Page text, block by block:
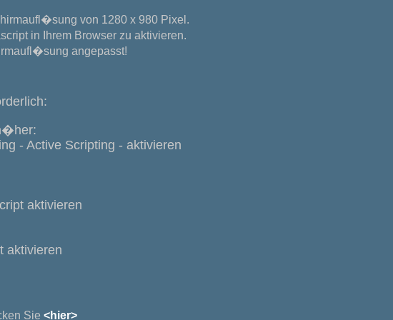
von 1280 x 980 Pixel.
in Ihrem Browser zu aktivieren.
angepasst!
- Active Scripting - aktivieren
aktivieren
aktivieren
Sie <hier>